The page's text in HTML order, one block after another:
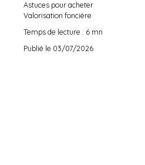
Astuces pour acheter
Valorisation foncière
Temps de lecture : 6 mn
Publié le 03/07/2026